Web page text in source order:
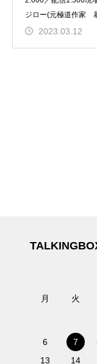
ジロー(元極道作家
2023.03.12
月 火
6
7
13
14